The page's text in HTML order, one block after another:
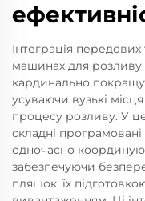
Інтеграція передових
машинах для
кардинально
усуваючи вузькі
процесу розливу. У
складні програмовані
одночасно
забезпечуючи
пляшок, їх